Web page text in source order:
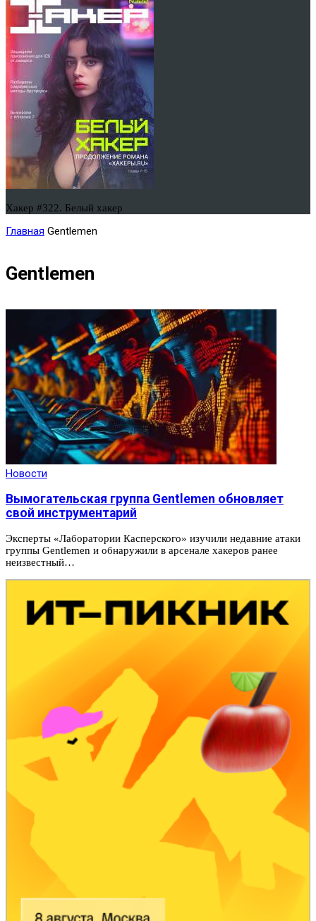
Хакер #322. Белый хакер
Главная Gentlemen
Gentlemen
Новости
Вымогательская группа Gentlemen обновляет
свой инструментарий
Эксперты «Лаборатории Касперского» изучили недавние атаки
группы Gentlemen и обнаружили в арсенале хакеров ранее
неизвестный…